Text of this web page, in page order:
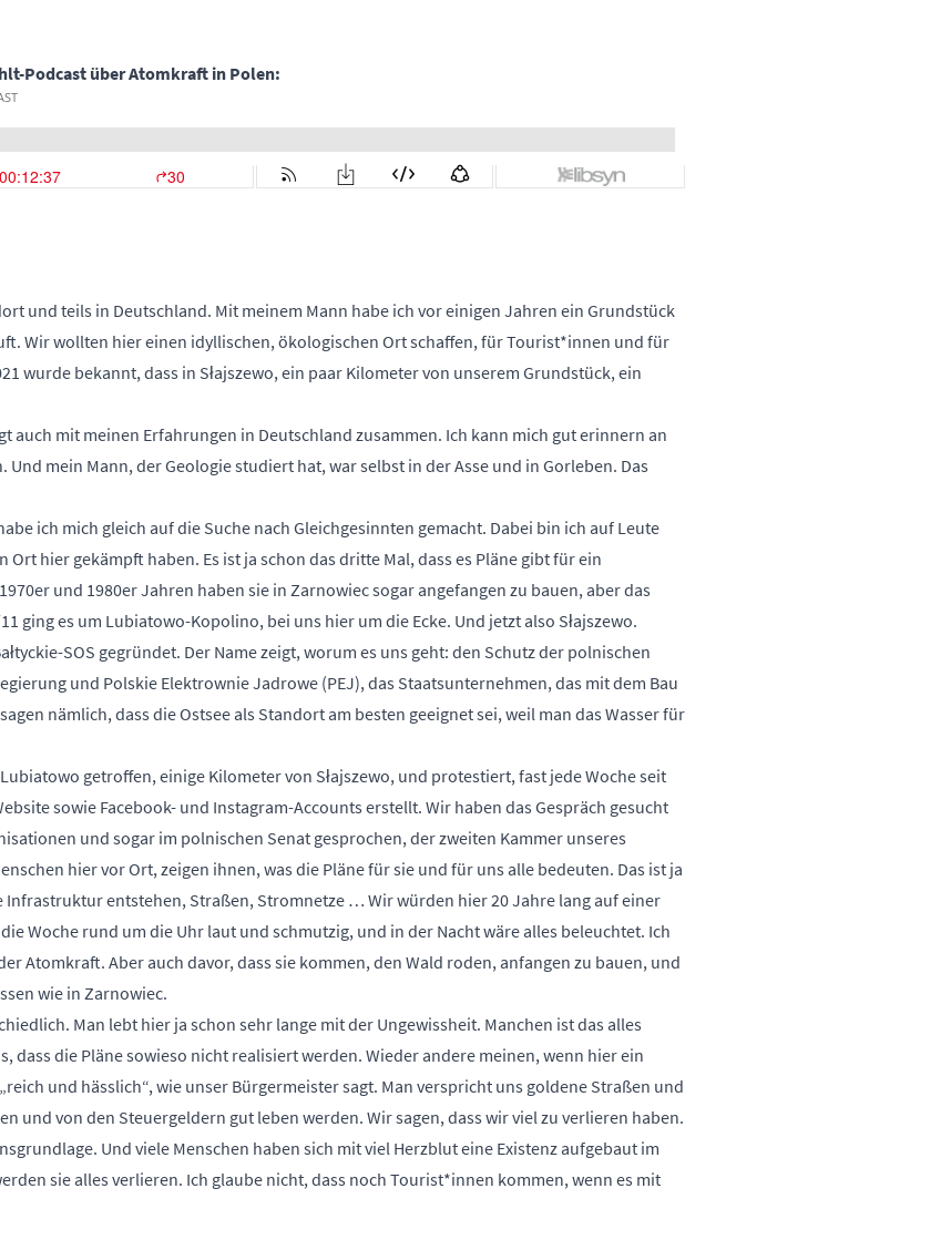
Podcast über Atomkraft in Polen:
und teils in Deutschland. Mit meinem Mann habe ich vor einigen Jahren ein Grundstück
Wir wollten hier einen idyllischen, ökologischen Ort schaffen, für Tourist*innen und für
wurde bekannt, dass in Słajszewo, ein paar Kilometer von unserem Grundstück, ein
auch mit meinen Erfahrungen in Deutschland zusammen. Ich kann mich gut erinnern an
mein Mann, der Geologie studiert hat, war selbst in der Asse und in Gorleben. Das
ich mich gleich auf die Suche nach Gleichgesinnten gemacht. Dabei bin ich auf Leute
hier gekämpft haben. Es ist ja schon das dritte Mal, dass es Pläne gibt für ein
und 1980er Jahren haben sie in Zarnowiec sogar angefangen zu bauen, aber das
ging es um Lubiatowo-Kopolino, bei uns hier um die Ecke. Und jetzt also Słajszewo.
SOS gegründet. Der Name zeigt, worum es uns geht: den Schutz der polnischen
und Polskie Elektrownie Jadrowe (PEJ), das Staatsunternehmen, das mit dem Bau
nämlich, dass die Ostsee als Standort am besten geeignet sei, weil man das Wasser für
getroffen, einige Kilometer von Słajszewo, und protestiert, fast jede Woche seit
sowie Facebook- und Instagram-Accounts erstellt. Wir haben das Gespräch gesucht
und sogar im polnischen Senat gesprochen, der zweiten Kammer unseres
hier vor Ort, zeigen ihnen, was die Pläne für sie und für uns alle bedeuten. Das ist ja
Infrastruktur entstehen, Straßen, Stromnetze … Wir würden hier 20 Jahre lang auf einer
Woche rund um die Uhr laut und schmutzig, und in der Nacht wäre alles beleuchtet. Ich
Atomkraft. Aber auch davor, dass sie kommen, den Wald roden, anfangen zu bauen, und
wie in Zarnowiec.
Man lebt hier ja schon sehr lange mit der Ungewissheit. Manchen ist das alles
dass die Pläne sowieso nicht realisiert werden. Wieder andere meinen, wenn hier ein
und hässlich“, wie unser Bürgermeister sagt. Man verspricht uns goldene Straßen und
und von den Steuergeldern gut leben werden. Wir sagen, dass wir viel zu verlieren haben.
Und viele Menschen haben sich mit viel Herzblut eine Existenz aufgebaut im
sie alles verlieren. Ich glaube nicht, dass noch Tourist*innen kommen, wenn es mit